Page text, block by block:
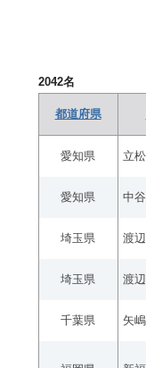
2042名
都道府県
愛知県 立
愛知県 中
埼玉県 渡
埼玉県 渡
千葉県 矢